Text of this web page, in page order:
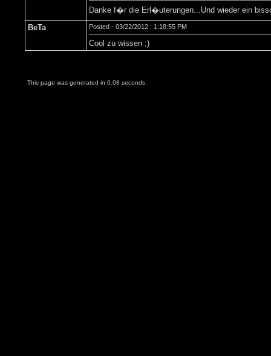
Danke f�r die Erl�uterungen...Und wieder ein
BeTa
Posted - 03/22/2012 : 1:18:55 PM
Cool zu wissen ;)
This page was generated in 0.08 seconds.